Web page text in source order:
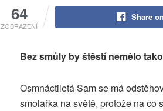
64
ZOBRAZENÍ
Share
Bez smůly by štěstí nemělo
Osmnáctiletá Sam se má
smolařka na světě, protože na co